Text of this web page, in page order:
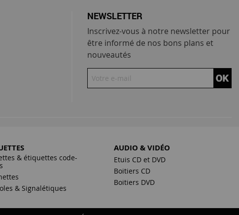
NEWSLETTER
Inscrivez-vous à notre newsletter pour
être informé de nos bons plans et
nouveautés
& étiquettes code-
& Signalétiques
AUDIO & VIDÉO
Etuis CD et DVD
Boitiers CD
Boitiers DVD